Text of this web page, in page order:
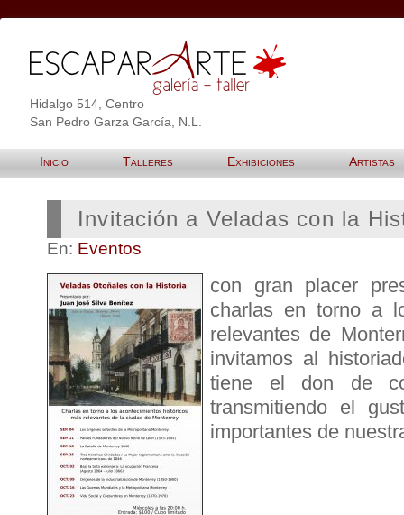
Hidalgo 514, Centro
San Pedro Garza García, N.L.
Inicio Talleres Exhibiciones Artistas
Invitación a Veladas con la
En: Eventos
con gran placer
charlas en torno a
relevantes de
invitamos al
tiene el don de
transmitiendo el
importantes de